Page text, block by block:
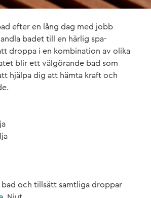
efter en lång dag med jobb
badet till en härlig spa-
droppa i en kombination av olika
blir ett välgörande bad som
hjälpa dig att hämta kraft och
och tillsätt samtliga droppar